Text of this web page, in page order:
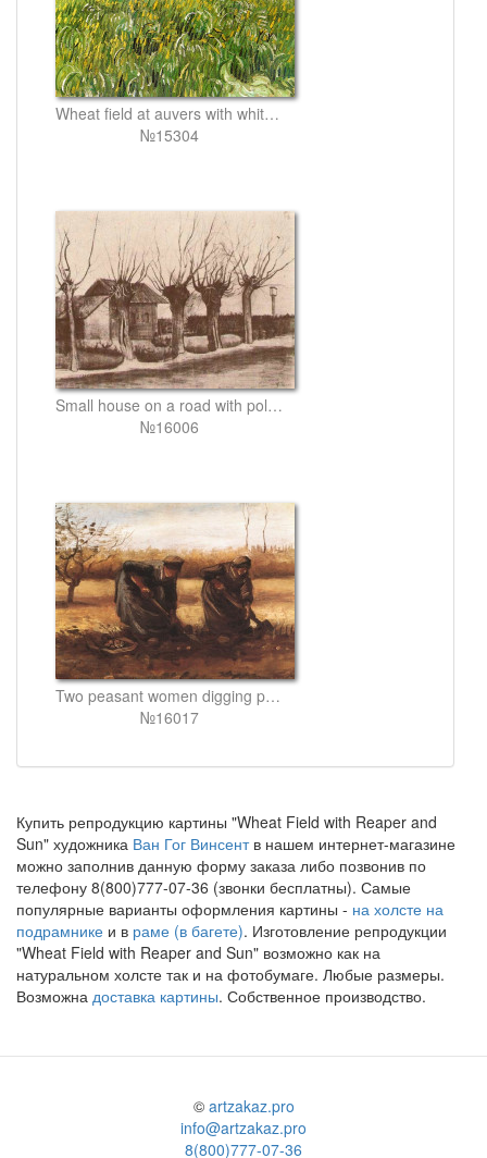
Wheat field at auvers with white house
№15304
Small house on a road with pollard willows
№16006
Two peasant women digging potatoes
№16017
Купить репродукцию картины "Wheat Field with Reaper and
Sun" художника Ван Гог Винсентв нашем интернет-магазине
можно заполнив данную форму заказа либо позвонив по
телефону 8(800)777-07-36 (звонки бесплатны). Самые
популярные варианты оформления картины - на холсте на
подрамнике и в раме (в багете). Изготовление репродукции
"Wheat Field with Reaper and Sun" возможно как на
натуральном холсте так и на фотобумаге. Любые размеры.
Возможна доставка картины. Собственное производство.
© artzakaz.pro
info@artzakaz.pro
8(800)777-07-36